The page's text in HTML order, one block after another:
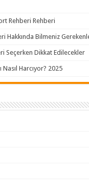
Rehberi Rehberi
Hakkında Bilmeniz
Seçerken Dikkat Edilecekler
Nasıl Harcıyor? 2025